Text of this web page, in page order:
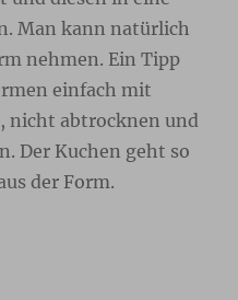
Man kann natürlich
nehmen. Ein Tipp
einfach mit
nicht abtrocknen und
Der Kuchen geht so
der Form.